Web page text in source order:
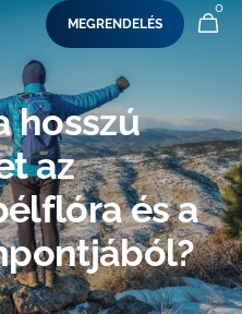
MEGRENDELÉS KOSÁR
0
0
ELEM
hosszú
az
és a